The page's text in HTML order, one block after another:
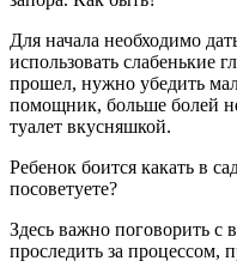
Для начала необходимо
использовать слабенькие
прошел, нужно убедить
помощник, больше болей
туалет вкусняшкой.
Ребенок боится какать в
посоветуете?
Здесь важно поговорить с
проследить за процессом,